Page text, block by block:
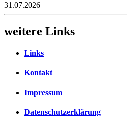
31.07.2026
weitere Links
Links
Kontakt
Impressum
Datenschutzerklärung